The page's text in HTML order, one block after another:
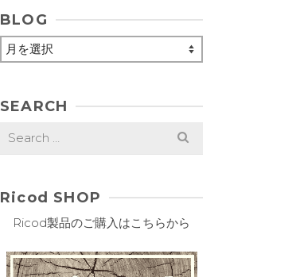
BLOG
BLOG
SEARCH
Search
Ricod SHOP
Ricod製品のご購入はこちらから